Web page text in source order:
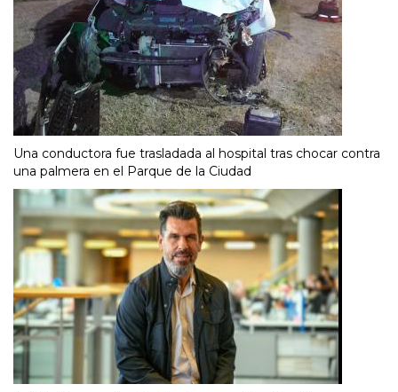
Una conductora fue trasladada al hospital tras chocar contra
una palmera en el Parque de la Ciudad